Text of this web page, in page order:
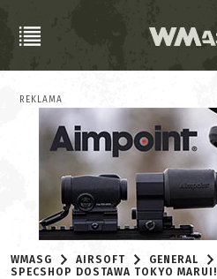
REKLAMA
WMASG AIRSOFT
GENERAL
SPECSHOP DOSTAWA TOKYO MARUI!